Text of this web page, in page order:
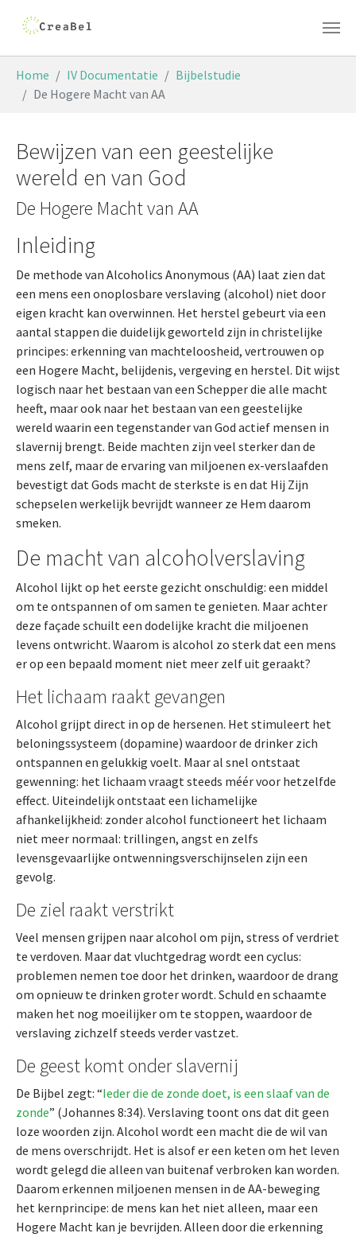
Home IV Documentatie
Bijbelstudie
De Hogere Macht van AA
Bewijzen van een geestelijke
wereld en van God
De Hogere Macht van AA
Inleiding
De methode van Alcoholics Anonymous (AA) laat zien dat
een mens een onoplosbare verslaving (alcohol) niet door
eigen kracht kan overwinnen. Het herstel gebeurt via een
aantal stappen die duidelijk geworteld zijn in christelijke
principes: erkenning van machteloosheid, vertrouwen op
een Hogere Macht, belijdenis, vergeving en herstel. Dit wijst
logisch naar het bestaan van een Schepper die alle macht
heeft, maar ook naar het bestaan van een geestelijke
wereld waarin een tegenstander van God actief mensen in
slavernij brengt. Beide machten zijn veel sterker dan de
mens zelf, maar de ervaring van miljoenen ex-verslaafden
bevestigt dat Gods macht de sterkste is en dat Hij Zijn
schepselen werkelijk bevrijdt wanneer ze Hem daarom
smeken.
De macht van alcoholverslaving
Alcohol lijkt op het eerste gezicht onschuldig: een middel
om te ontspannen of om samen te genieten. Maar achter
deze façade schuilt een dodelijke kracht die miljoenen
levens ontwricht. Waarom is alcohol zo sterk dat een mens
er op een bepaald moment niet meer zelf uit geraakt?
Het lichaam raakt gevangen
Alcohol grijpt direct in op de hersenen. Het stimuleert het
beloningssysteem (dopamine) waardoor de drinker zich
ontspannen en gelukkig voelt. Maar al snel ontstaat
gewenning: het lichaam vraagt steeds méér voor hetzelfde
effect. Uiteindelijk ontstaat een lichamelijke
afhankelijkheid: zonder alcohol functioneert het lichaam
niet meer normaal: trillingen, angst en zelfs
levensgevaarlijke ontwenningsverschijnselen zijn een
gevolg.
De ziel raakt verstrikt
Veel mensen grijpen naar alcohol om pijn, stress of verdriet
te verdoven. Maar dat vluchtgedrag wordt een cyclus:
problemen nemen toe door het drinken, waardoor de drang
om opnieuw te drinken groter wordt. Schuld en schaamte
maken het nog moeilijker om te stoppen, waardoor de
verslaving zichzelf steeds verder vastzet.
De geest komt onder slavernij
De Bijbel zegt: “Ieder die de zonde doet, is een slaaf van de
zonde” (Johannes 8:34). Verslaving toont ons dat dit geen
loze woorden zijn. Alcohol wordt een macht die de wil van
de mens overschrijdt. Het is alsof er een keten om het leven
wordt gelegd die alleen van buitenaf verbroken kan worden.
Daarom erkennen miljoenen mensen in de AA-beweging
het kernprincipe: de mens kan het niet alleen, maar een
Hogere Macht kan je bevrijden. Alleen door die erkenning